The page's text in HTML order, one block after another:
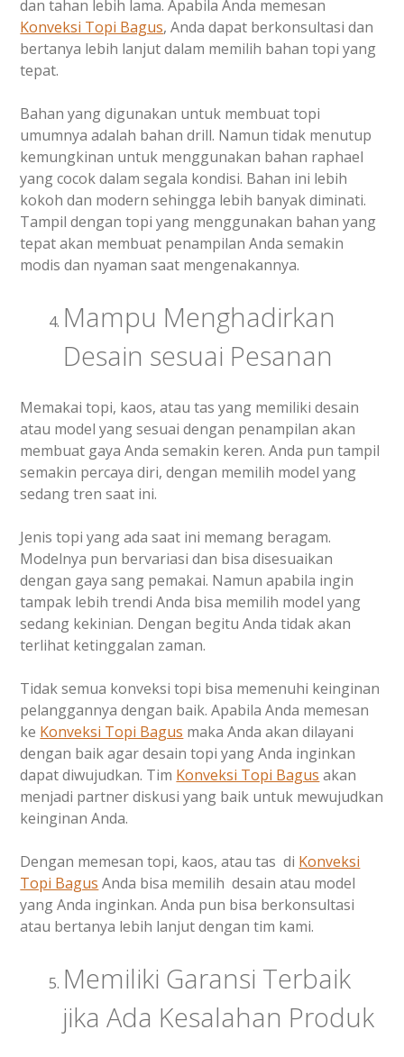
dan tahan lebih lama. Apabila Anda memesan
Konveksi Topi Bagus, Anda dapat berkonsultasi dan
bertanya lebih lanjut dalam memilih bahan topi yang
tepat.
Bahan yang digunakan untuk membuat topi
umumnya adalah bahan drill. Namun tidak menutup
kemungkinan untuk menggunakan bahan raphael
yang cocok dalam segala kondisi. Bahan ini lebih
kokoh dan modern sehingga lebih banyak diminati.
Tampil dengan topi yang menggunakan bahan yang
tepat akan membuat penampilan Anda semakin
modis dan nyaman saat mengenakannya.
Mampu Menghadirkan
Desain sesuai Pesanan
Memakai topi, kaos, atau tas yang memiliki desain
atau model yang sesuai dengan penampilan akan
membuat gaya Anda semakin keren. Anda pun tampil
semakin percaya diri, dengan memilih model yang
sedang tren saat ini.
Jenis topi yang ada saat ini memang beragam.
Modelnya pun bervariasi dan bisa disesuaikan
dengan gaya sang pemakai. Namun apabila ingin
tampak lebih trendi Anda bisa memilih model yang
sedang kekinian. Dengan begitu Anda tidak akan
terlihat ketinggalan zaman.
Tidak semua konveksi topi bisa memenuhi keinginan
pelanggannya dengan baik. Apabila Anda memesan
ke Konveksi Topi Bagus maka Anda akan dilayani
dengan baik agar desain topi yang Anda inginkan
dapat diwujudkan. Tim Konveksi Topi Bagus akan
menjadi partner diskusi yang baik untuk mewujudkan
keinginan Anda.
Dengan memesan topi, kaos, atau tas di Konveksi
Topi Bagus Anda bisa memilih desain atau model
yang Anda inginkan. Anda pun bisa berkonsultasi
atau bertanya lebih lanjut dengan tim kami.
Memiliki Garansi Terbaik
jika Ada Kesalahan Produk